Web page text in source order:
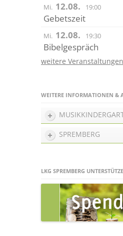
Mi. 12.08. 19:00
Gebetszeit
Mi. 12.08. 19:30
Bibelgespräch
weitere Veranstaltungen
WEITERE INFORMATIONEN &
SPREMBERG
LKG SPREMBERG